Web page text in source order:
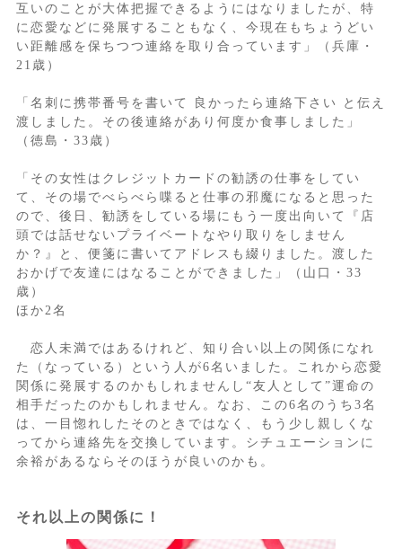
互いのことが大体把握できるようにはなりましたが、特
に恋愛などに発展することもなく、今現在もちょうどい
い距離感を保ちつつ連絡を取り合っています」（兵庫・
21歳）
「名刺に携帯番号を書いて 良かったら連絡下さい と伝え
渡しました。その後連絡があり何度か食事しました」
（徳島・33歳）
「その女性はクレジットカードの勧誘の仕事をしてい
て、その場でべらべら喋ると仕事の邪魔になると思った
ので、後日、勧誘をしている場にもう一度出向いて『店
頭では話せないプライベートなやり取りをしません
か？』と、便箋に書いてアドレスも綴りました。渡した
おかげで友達にはなることができました」（山口・33
歳）
ほか2名
恋人未満ではあるけれど、知り合い以上の関係になれ
た（なっている）という人が6名いました。これから恋愛
関係に発展するのかもしれませんし“友人として”運命の
相手だったのかもしれません。なお、この6名のうち3名
は、一目惚れしたそのときではなく、もう少し親しくな
ってから連絡先を交換しています。シチュエーションに
余裕があるならそのほうが良いのかも。
それ以上の関係に！